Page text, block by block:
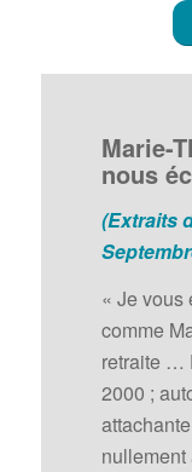
Marie-
nous
(Extraits
« Je vous
comme
retraite …
2000 ;